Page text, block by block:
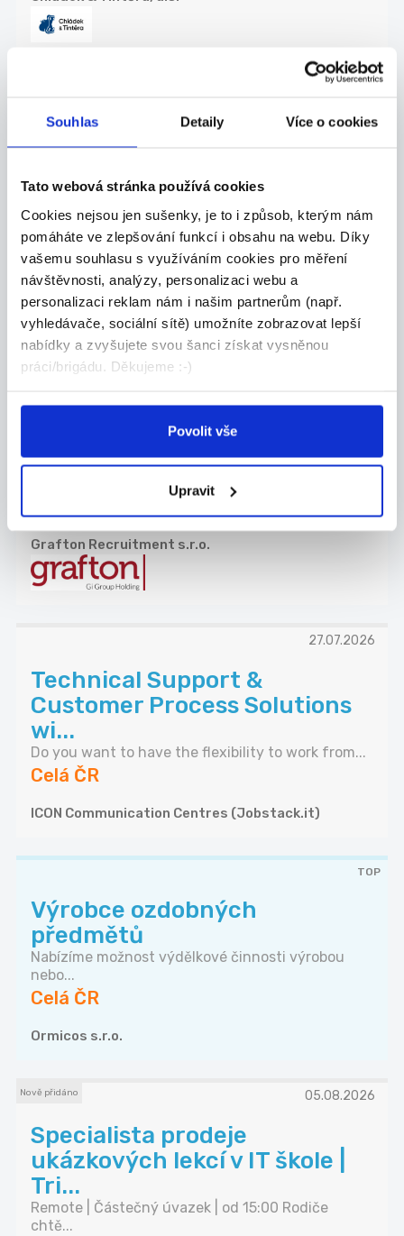
Souhlas Detaily Více o cookies
Tato webová stránka používá cookies
Cookies nejsou jen sušenky, je to i způsob, kterým nám
pomáháte ve zlepšování funkcí i obsahu na webu. Díky
vašemu souhlasu s využíváním cookies pro měření
návštěvnosti, analýzy, personalizaci webu a
personalizaci reklam nám i našim partnerům (např.
vyhledávače, sociální sítě) umožníte zobrazovat lepší
nabídky a zvyšujete svou šanci získat vysněnou
práci/brigádu. Děkujeme :-)
Povolit vše
Upravit
ZKUŠENÝ TECHNICKÝ
NÁKUPČÍ | AŽ 70 000 KČ |
PÍSEK
Máte za sebou praxi v technickém nákupu a
domluv...
Celá ČR
Grafton Recruitment s.r.o.
SEŘIZOVAČ, PLASTAŘINA |
PÍSEK | NÁBOROVÝ PŘÍSPĚVEK
Hledáme nové kolegy na pozice SEŘIZOVAČ
Grafton Recruitment s.r.o.
27.07.2026
Technical Support &
Customer Process Solutions
wi...
Do you want to have the flexibility to work from...
Celá ČR
ICON Communication Centres (Jobstack.it)
TOP
Výrobce ozdobných
předmětů
Nabízíme možnost výdělkové činnosti výrobou
nebo...
Celá ČR
Ormicos s.r.o.
Nově přidáno 05.08.2026
Specialista prodeje
ukázkových lekcí v IT škole |
Tri...
Remote | Částečný úvazek | od 15:00 Rodiče
chtě...